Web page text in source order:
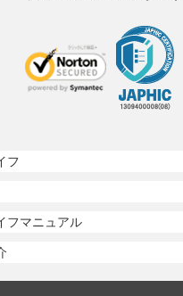
フ
フマニュアル